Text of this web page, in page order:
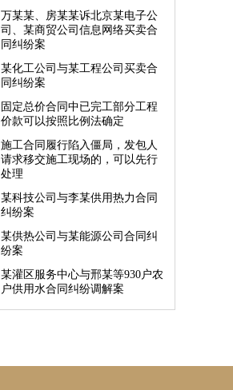
万某某、房某某诉北京某电子公
司、某商贸公司信息网络买卖合
同纠纷案
某化工公司与某工程公司买卖合
同纠纷案
固定总价合同中已完工部分工程
价款可以按照比例法确定
施工合同履行陷入僵局，发包人
请求移交施工现场的，可以先行
处理
某科技公司与李某供用热力合同
纠纷案
某供热公司与某能源公司合同纠
纷案
某灌区服务中心与邢某等930户农
户供用水合同纠纷调解案